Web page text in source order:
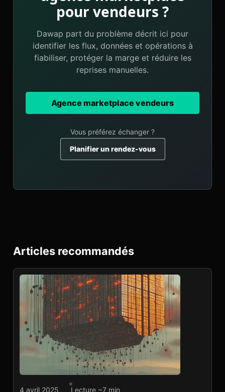
pour vendeurs ?
Dawap part du problème décrit ici pour
identifier les flux, données et opérations à
fiabiliser, protéger la marge et réduire les
reprises manuelles.
Agence marketplace vendeurs
Vous préférez échanger ?
Planifier un rendez-vous
Articles recommandés
Agence marketplace
4 avril 2025 Lecture ~7 min